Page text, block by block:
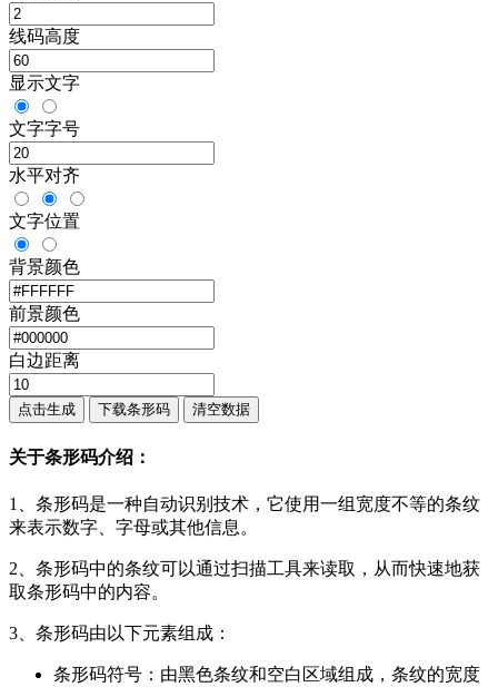
线码高度
显示文字
文字字号
水平对齐
文字位置
背景颜色
前景颜色
白边距离
点击生成 下载条形码 清空数据
关于条形码介绍：
1、条形码是一种自动识别技术，它使用一组宽度不等的条纹
来表示数字、字母或其他信息。
2、条形码中的条纹可以通过扫描工具来读取，从而快速地获
取条形码中的内容。
3、条形码由以下元素组成：
条形码符号：由黑色条纹和空白区域组成，条纹的宽度